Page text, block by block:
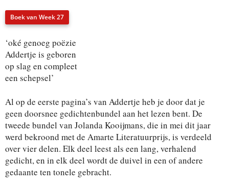
Boek van Week 27
‘oké genoeg poëzie
Addertje is geboren
op slag en compleet
een schepsel’
Al op de eerste pagina’s van Addertje heb je door dat je
geen doorsnee gedichtenbundel aan het lezen bent. De
tweede bundel van Jolanda Kooijmans, die in mei dit jaar
werd bekroond met de Amarte Literatuurprijs, is verdeeld
over vier delen. Elk deel leest als een lang, verhalend
gedicht, en in elk deel wordt de duivel in een of andere
gedaante ten tonele gebracht.